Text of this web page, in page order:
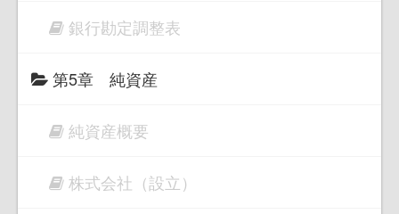
銀行勘定調整表
第5章 純資産
純資産概要
株式会社（設立）